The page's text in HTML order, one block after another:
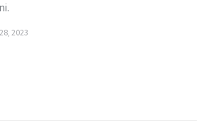
2023